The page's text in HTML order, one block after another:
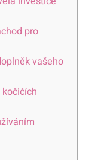
pro
vašeho